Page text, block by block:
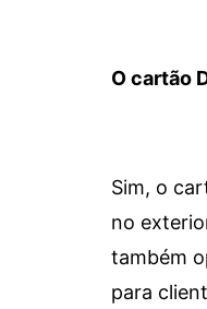
O cartão
Sim, o
no
também
para